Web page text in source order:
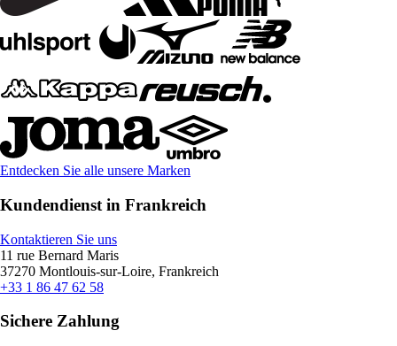
Entdecken Sie alle unsere Marken
Kundendienst in Frankreich
Kontaktieren Sie uns
11 rue Bernard Maris
37270 Montlouis-sur-Loire, Frankreich
+33 1 86 47 62 58
Sichere Zahlung